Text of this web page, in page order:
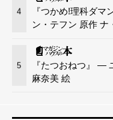
4
『つかめ!理科ダ
ン・テフン 原作 ナ
5
『たつおねつ』 —
麻奈美 絵